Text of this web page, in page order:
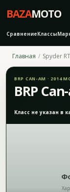
BAZAMOTO
СравнениеКлассы
Главная Spyder
BRP CAN-AM ·
BRP
Класс не указан в